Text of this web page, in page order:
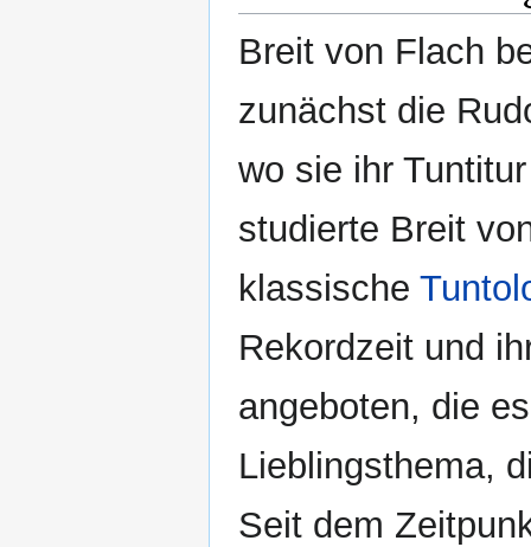
Breit von Flach
zunächst die
wo sie ihr
studierte Breit
klassische
Rekordzeit und
angeboten, die
Lieblingsthema,
Seit dem